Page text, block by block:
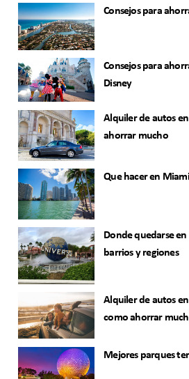
Consejos para
Consejos para
Disney
Alquiler de autos
ahorrar mucho
Que hacer en
Donde quedarse
barrios y regiones
Alquiler de autos
como ahorrar
Mejores parques